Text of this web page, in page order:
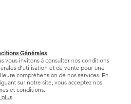
Générales
vous invitons à consulter nos conditions
d'utilisation et de vente pour une
compréhension de nos services. En
sur notre site, vous acceptez nos
et conditions.
plus